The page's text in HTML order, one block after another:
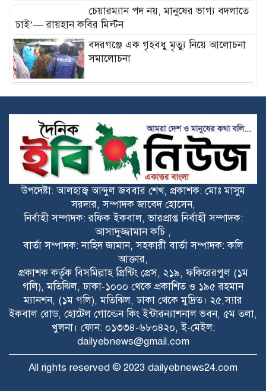
চেয়ারম্যান পদ নয়, মানুষের ভাগ্য বদলাতে
চাই’— রায়হান কবির মিল্টন
বদরগঞ্জে এক গৃহবধু মৃত্যু নিয়ে আলোচনা
সমালোচনা
বাংলাদেশ প্রেসক্লাব ইউএইর সভাপতিতে
সংবর্ধনা
ফরিদপুরের আলফাডাঙ্গায় বাজার বণিক
সমিতির নতুন আহ্বায়ক কমিটি গঠন
ফরিদপুরের আলফাডাঙ্গায় জমি সংক্রান্ত
বিরোধের জেরে হামলা আহত তিন
উপদেষ্টা: আলহাজ্ব আব্দুল জববার শেখ, প্রকাশক: মোঃ মাসুম
সরদার, সম্পাদক জাবেদ হোসেন,
নির্বাহী সম্পাদক: রফিক ইকবাল, ভারপ্রাপ্ত নির্বাহী সম্পাদক:
আসাদুজ্জামান কচি ,
বার্তা সম্পাদক: নাহিদ জামান, সহকারী বার্তা সম্পাদক: কলি
আক্তার,
প্রকাশক কর্তৃক বিসমিল্লাহ প্রিন্টিং প্রেস, ২১৯, ফকিরেরপুল (১ম
গলি), মতিঝিল, ঢাকা-১০০০ থেকে প্রকাশিত ও ১৯৫ রহমান
ম্যানশন, (১ম গলি), মতিঝিল, ঢাকা থেকে মুদ্রিত। ২৫,স্যার
ইকবাল রোড, হোটেল গোল্ডেন কিং ইন্টারন্যাশনাল ভবন, ৫ম তলা,
খুলনা। ফোন: ০১৩৩৪-৬৮০৪২০, ই-মেইল:
dailyebnews@gmail.com
All rights reserved © 2023 dailyebnews24.com